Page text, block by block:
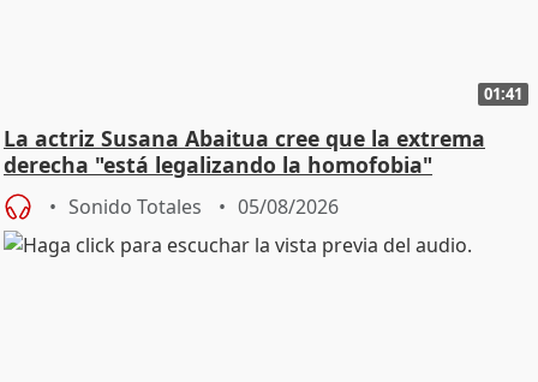
01:41
La actriz Susana Abaitua cree que la extrema
derecha "está legalizando la homofobia"
Sonido Totales 05/08/2026